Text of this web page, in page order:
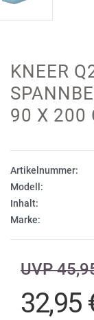
KNEER
90 X 200
Artikelnummer:
Modell:
Inhalt:
Marke:
UVP
32,95